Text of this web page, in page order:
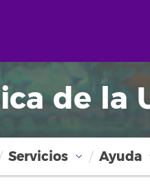
de la
Servicios Ayuda